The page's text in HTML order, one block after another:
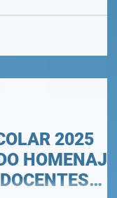
2025
HOMENAJE